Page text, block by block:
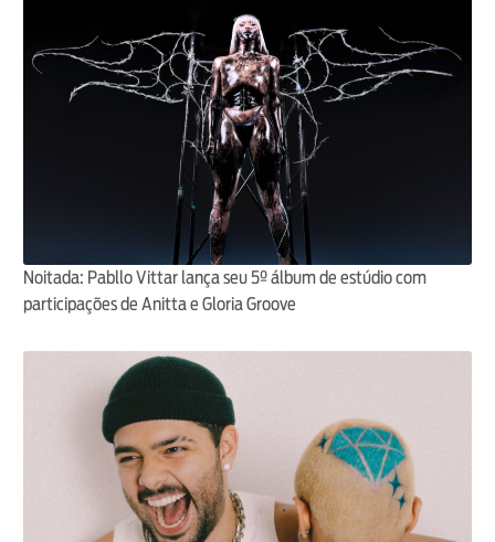
Noitada: Pabllo Vittar lança seu 5º álbum de estúdio com
participações de Anitta e Gloria Groove